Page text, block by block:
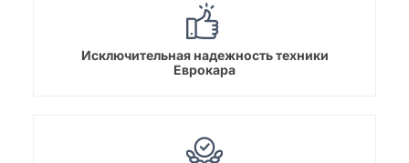
Исключительная надежность техники
Еврокара